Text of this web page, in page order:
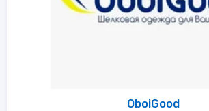
OboiGood